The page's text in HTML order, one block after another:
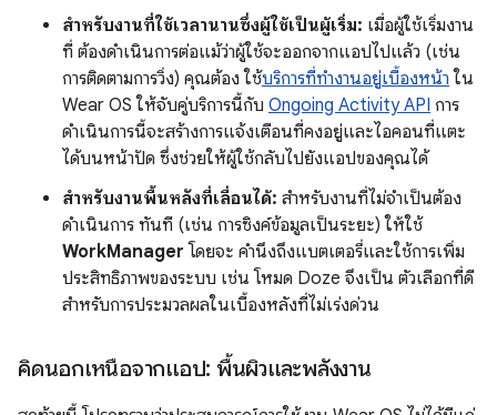
สำหรับงานที่ใช้เวลานานซึ่งผู้ใช้เป็นผู้เริ่ม: เมื่อผู้ใช้เริ่มงาน
ที่ ต้องดำเนินการต่อแม้ว่าผู้ใช้จะออกจากแอปไปแล้ว (เช่น
การติดตามการวิ่ง) คุณต้อง ใช้บริการที่ทำงานอยู่เบื้องหน้า ใน
Wear OS ให้จับคู่บริการนี้กับ Ongoing Activity API การ
ดำเนินการนี้จะสร้างการแจ้งเตือนที่คงอยู่และไอคอนที่แตะ
ได้บนหน้าปัด ซึ่งช่วยให้ผู้ใช้กลับไปยังแอปของคุณได้
สำหรับงานพื้นหลังที่เลื่อนได้: สำหรับงานที่ไม่จำเป็นต้อง
ดำเนินการ ทันที (เช่น การซิงค์ข้อมูลเป็นระยะ) ให้ใช้
WorkManager โดยจะ คำนึงถึงแบตเตอรี่และใช้การเพิ่ม
ประสิทธิภาพของระบบ เช่น โหมด Doze จึงเป็น ตัวเลือกที่ดี
สำหรับการประมวลผลในเบื้องหลังที่ไม่เร่งด่วน
คิดนอกเหนือจากแอป: พื้นผิวและพลังงาน